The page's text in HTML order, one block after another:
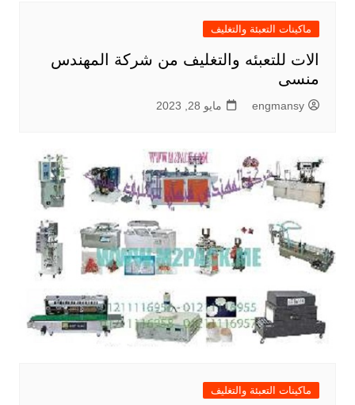
ماكينات التعبئة والتغليف
الات للتعبئه والتغليف من شركة المهندس
منسى
engmansy مايو 28, 2023
ماكينات التعبئة والتغليف